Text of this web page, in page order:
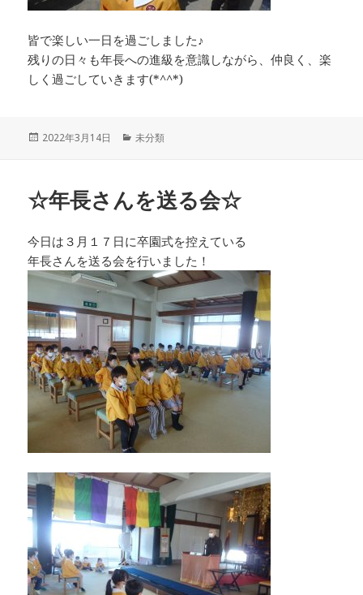
皆で楽しい一日を過ごしました♪
残りの日々も年長への進級を意識しながら、仲良く、楽
しく過ごしていきます(*^^*)
投
2022年3月14日
カ
ー
未分類
☆年長さんを送る会☆
今日は３月１７日に卒園式を控えている
年長さんを送る会を行いました！